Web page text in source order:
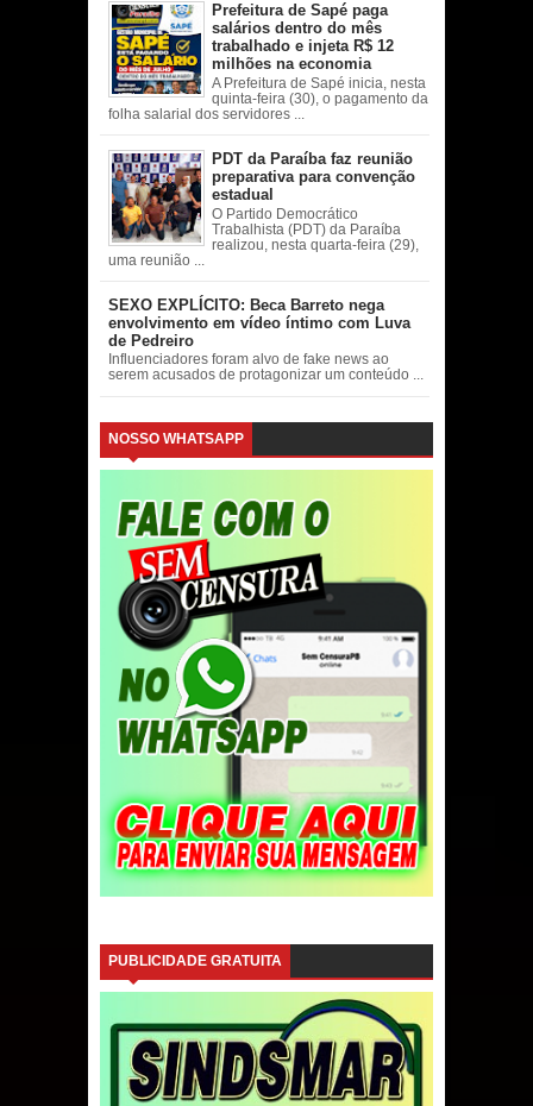
Prefeitura de Sapé paga
salários dentro do mês
trabalhado e injeta R$ 12
milhões na economia
A Prefeitura de Sapé inicia, nesta
quinta-feira (30), o pagamento da
folha salarial dos servidores ...
PDT da Paraíba faz reunião
preparativa para convenção
estadual
O Partido Democrático
Trabalhista (PDT) da Paraíba
realizou, nesta quarta-feira (29),
uma reunião ...
SEXO EXPLÍCITO: Beca Barreto nega
envolvimento em vídeo íntimo com Luva
de Pedreiro
Influenciadores foram alvo de fake news ao
serem acusados de protagonizar um conteúdo ...
NOSSO WHATSAPP
PUBLICIDADE GRATUITA